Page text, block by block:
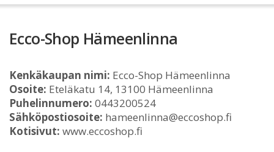
Ecco-Shop Hämeenlinna
Kenkäkaupan nimi: Ecco-Shop Hämeenlinna
Osoite: Eteläkatu 14, 13100 Hämeenlinna
Puhelinnumero: 0443200524
Sähköpostiosoite: hameenlinna@eccoshop.fi
Kotisivut: www.eccoshop.fi